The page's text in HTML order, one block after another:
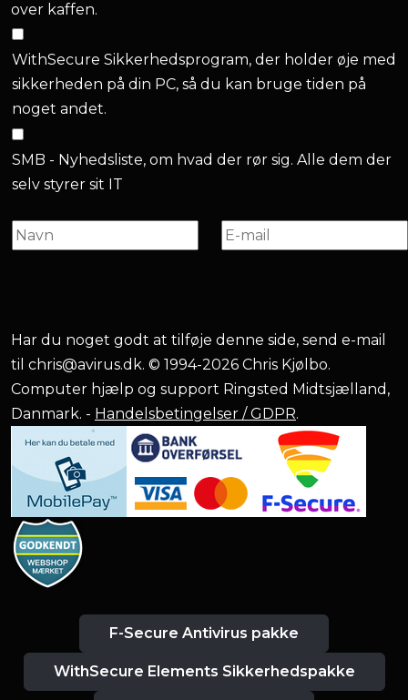
over kaffen.
WithSecure Sikkerhedsprogram, der holder øje med
sikkerheden på din PC, så du kan bruge tiden på
noget andet.
SMB - Nyhedsliste, om hvad der rør sig. Alle dem der
selv styrer sit IT
Har du noget godt at tilføje denne side, send e-mail
til chris@avirus.dk. © 1994-2026 Chris Kjølbo.
Computer hjælp og support Ringsted Midtsjælland,
Danmark. - Handelsbetingelser / GDPR.
F-Secure Antivirus pakke
WithSecure Elements Sikkerhedspakke